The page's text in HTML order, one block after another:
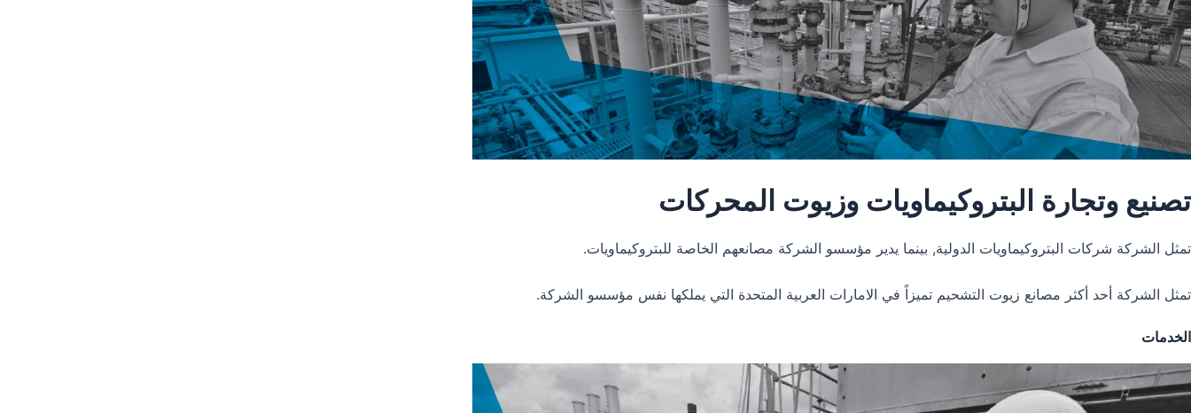
تصنيع وتجارة البتروكيماويات وزيوت المحركات
تمثل الشركة شركات البتروكيماويات الدولية, بينما يدير مؤسسو الشركة مصانعهم الخاصة للبتروكيماويات.
تمثل الشركة أحد أكثر مصانع زيوت التشحيم تميزاً في الامارات العربية المتحدة التي يملكها نفس مؤسسو الشركة.
الخدمات